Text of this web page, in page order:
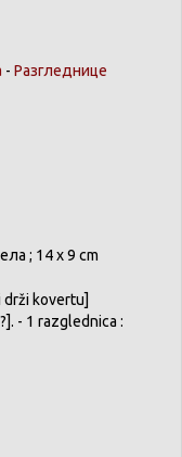
- Разгледнице
; 14 x 9 cm
drži kovertu]
- 1 razglednica :